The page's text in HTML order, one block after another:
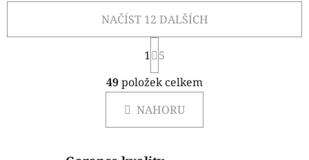
O
v
l
á
d
NAČÍST 12 DALŠÍCH
S
t
r
á
n
k
1
5
49položek celkem
NAHORU